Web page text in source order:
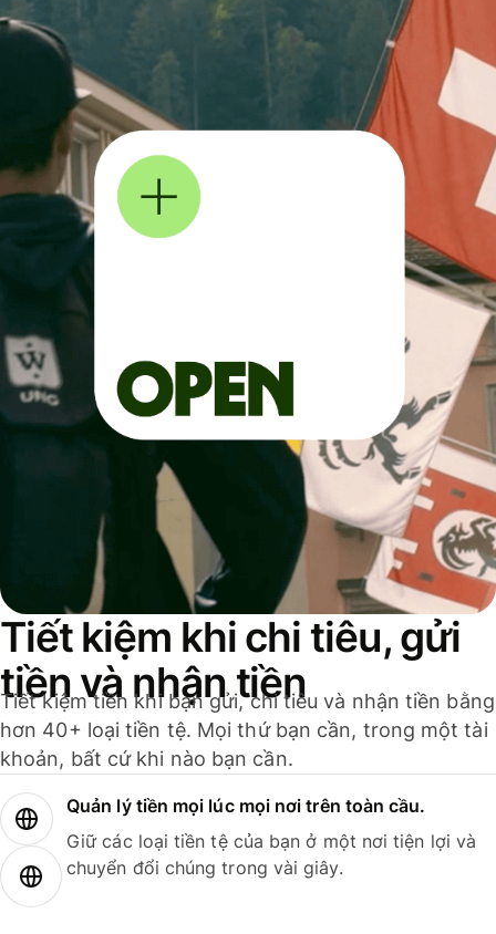
Tiết kiệm khi chi tiêu, gửi
tiền và nhận tiền
Tiết kiệm tiền khi bạn gửi, chi tiêu và nhận tiền bằng
hơn 40+ loại tiền tệ. Mọi thứ bạn cần, trong một tài
khoản, bất cứ khi nào bạn cần.
Quản lý tiền mọi lúc mọi nơi trên toàn cầu.
Giữ các loại tiền tệ của bạn ở một nơi tiện lợi và
chuyển đổi chúng trong vài giây.